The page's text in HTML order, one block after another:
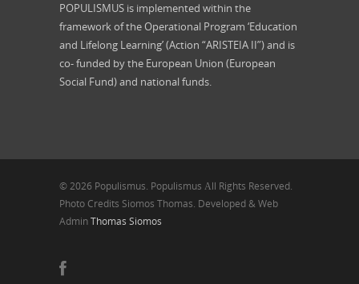
POPULISMUS is implemented within the
framework of the Operational Program ‘Education
and Lifelong Learning’ (Action “ARISTEIA II”) and is
co- funded by the European Union (European
Social Fund) and national funds.
© 2026 Populismus. Populismus Αll Rights Reserved.
Photo Credits Siomos Thomas. Developed & Web
AdminThomas Siomos